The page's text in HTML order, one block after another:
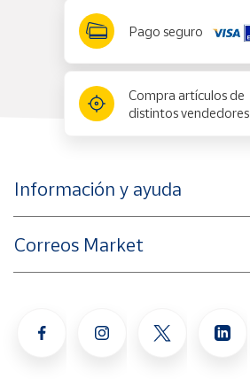
Pago seguro
Compra artículos de
distintos vendedores
Información y ayuda
Correos Market